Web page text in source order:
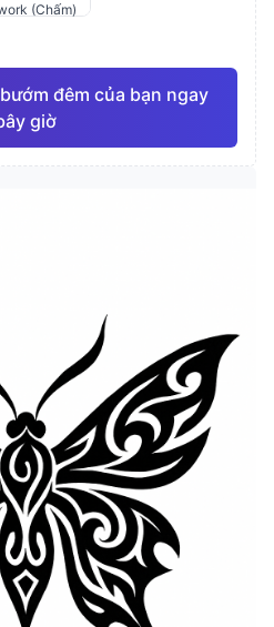
(Chấm)
đêm của bạn ngay
giờ